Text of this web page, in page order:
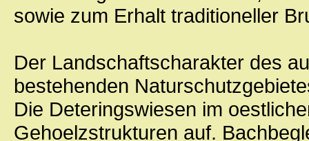
sowie zum Erhalt traditioneller
Der Landschaftscharakter des
bestehenden
Die Deteringswiesen im
Gehoelzstrukturen auf.